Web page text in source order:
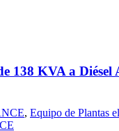
138 KVA a Diésel
, Equipo de Plantas